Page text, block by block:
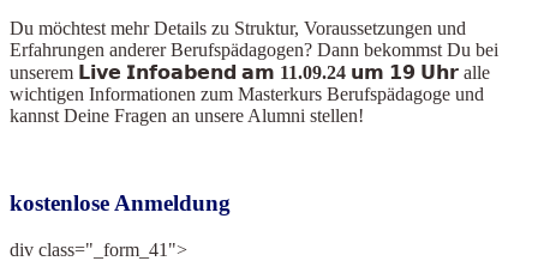
Du möchtest mehr Details zu Struktur, Voraussetzungen und
Erfahrungen anderer Berufspädagogen? Dann bekommst Du bei
unserem 𝗟𝗶𝘃𝗲 𝗜𝗻𝗳𝗼𝗮𝗯𝗲𝗻𝗱 𝗮𝗺 11.09.24 𝘂𝗺 𝟭𝟵 𝗨𝗵𝗿 alle
wichtigen Informationen zum Masterkurs Berufspädagoge und
kannst Deine Fragen an unsere Alumni stellen!
kostenlose Anmeldung
div class="_form_41">